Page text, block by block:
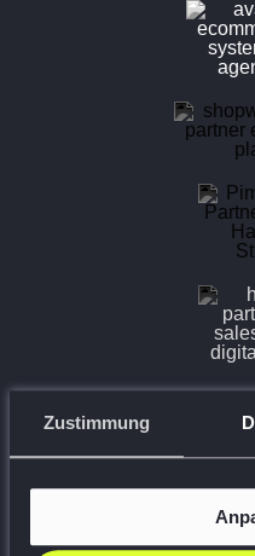
Zustimmung
Shopify Plus, Hyvä,
Premium Google